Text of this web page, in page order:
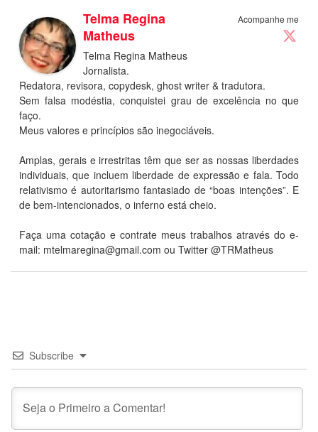
Acompanhe me
Telma Regina
Matheus
Telma Regina Matheus
Jornalista.
Redatora, revisora, copydesk, ghost writer & tradutora.
Sem falsa modéstia, conquistei grau de excelência no que
faço.
Meus valores e princípios são inegociáveis.
Amplas, gerais e irrestritas têm que ser as nossas liberdades
individuais, que incluem liberdade de expressão e fala. Todo
relativismo é autoritarismo fantasiado de “boas intenções”. E
de bem-intencionados, o inferno está cheio.
Faça uma cotação e contrate meus trabalhos através do e-
mail: mtelmaregina@gmail.com ou Twitter @TRMatheus
Subscribe